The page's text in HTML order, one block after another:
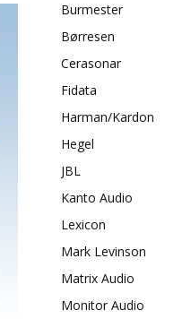
Burmester
Børresen
Cerasonar
Fidata
Harman/Kardon
Hegel
JBL
Kanto Audio
Lexicon
Mark Levinson
Matrix Audio
Monitor Audio